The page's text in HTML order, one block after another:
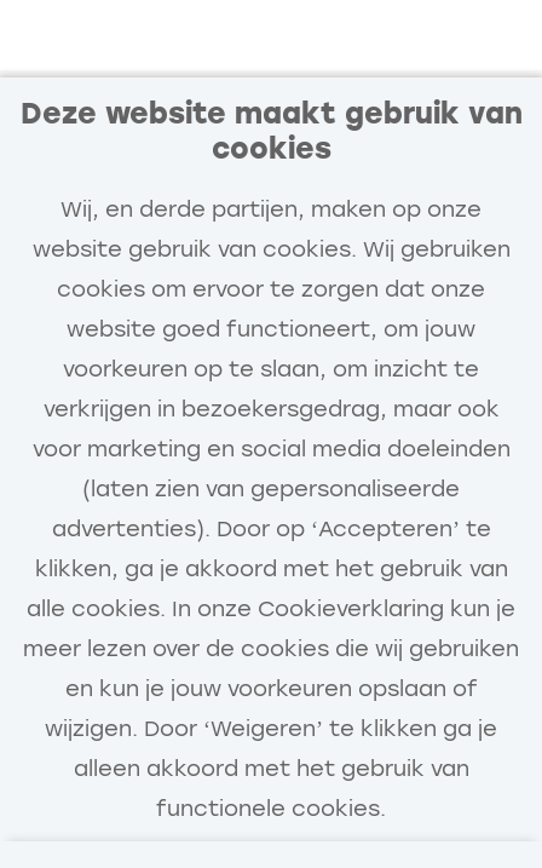
Deze website maakt gebruik van
cookies
Wij, en derde partijen, maken op onze
website gebruik van cookies. Wij gebruiken
cookies om ervoor te zorgen dat onze
website goed functioneert, om jouw
voorkeuren op te slaan, om inzicht te
verkrijgen in bezoekersgedrag, maar ook
voor marketing en social media doeleinden
(laten zien van gepersonaliseerde
advertenties). Door op ‘Accepteren’ te
klikken, ga je akkoord met het gebruik van
alle cookies. In onze Cookieverklaring kun je
meer lezen over de cookies die wij gebruiken
en kun je jouw voorkeuren opslaan of
wijzigen. Door ‘Weigeren’ te klikken ga je
alleen akkoord met het gebruik van
functionele cookies.
Achternaam
E-mailadres
Telefoonnummer
Upload cv of voorstelformulier
Blijf op de hoogte van
vacatures die bij jou passen
Ontvang vacatures van Van Gelder die
aansluiten op jouw interesses en
ontwikkeling.
Ontvang vacatures